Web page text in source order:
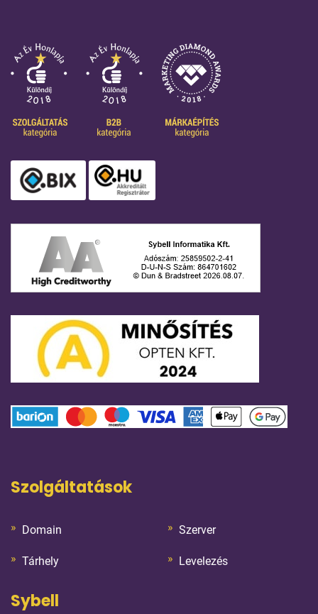
Szolgáltatások
Domain Szerver
Tárhely Levelezés
Sybell